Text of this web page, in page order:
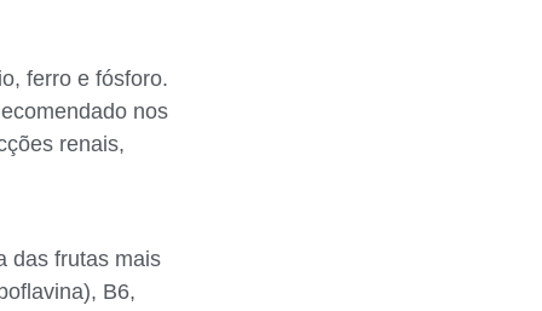
ferro e fósforo.
nos
renais,
das frutas mais
B6,